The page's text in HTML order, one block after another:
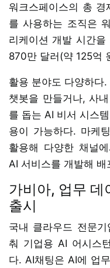
워크스페이스의 총
를 사용하는 조직은
리케이션 개발 시간
870만 달러(약 125억
활용 분야도 다양하다
챗봇을 만들거나, 사
를 돕는 AI 비서 시스
용이 가능하다. 마케
활용해 다양한 채널
AI 서비스를 개발해 배
가비아, 업무 데
출시
국내 클라우드 전문
춰 기업용 AI 어시스
다. AI채팅은 AI에 업